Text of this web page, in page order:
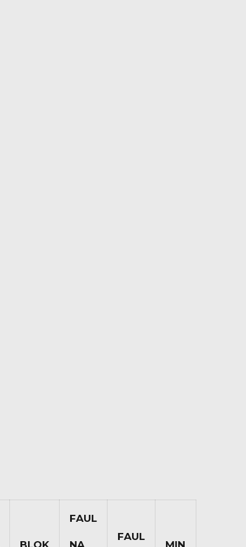
BLOK
FAUL
NA
FAUL
MIN